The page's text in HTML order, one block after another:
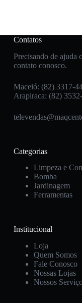
Contatos
Precisando de ajuda
contato conosco.
Maceió: (82) 3317-
Arapiraca: (82)
Categorias
Limpeza e
Bomba
Jardinagem
Ferramentas
Institucional
Loja
Quem Somos
Fale Conosco
Nossas Lojas
Nossos